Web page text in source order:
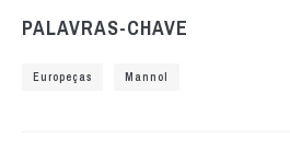
PALAVRAS-CHAVE
Europeças Mannol